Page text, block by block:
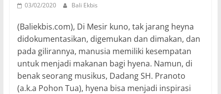
03/02/2020 Bali Ekbis
(Baliekbis.com), Di Mesir kuno, tak jarang heyna
didokumentasikan, digemukan dan dimakan, dan
pada gilirannya, manusia memiliki kesempatan
untuk menjadi makanan bagi hyena. Namun, di
benak seorang musikus, Dadang SH. Pranoto
(a.k.a Pohon Tua), hyena bisa menjadi inspirasi